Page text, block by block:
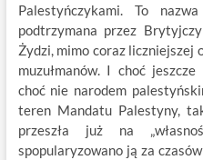
Palestyńczykami. To
podtrzymana przez
Żydzi, mimo coraz liczniejszej
muzułmanów. I choć
choć nie narodem
teren Mandatu Palestyny,
przeszła już na
spopularyzowano ją za